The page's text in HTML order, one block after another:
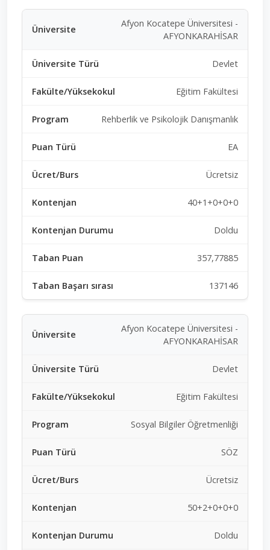
Afyon Kocatepe Üniversitesi -
AFYONKARAHİSAR
Devlet
Eğitim Fakültesi
Rehberlik ve Psikolojik Danışmanlık
EA
Ücretsiz
40+1+0+0+0
Doldu
357,77885
137146
Afyon Kocatepe Üniversitesi -
AFYONKARAHİSAR
Devlet
Eğitim Fakültesi
Sosyal Bilgiler Öğretmenliği
SÖZ
Ücretsiz
50+2+0+0+0
Doldu